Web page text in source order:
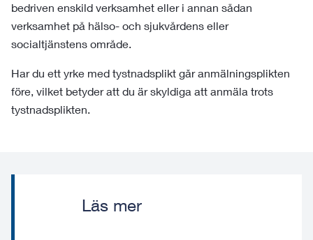
bedriven enskild verksamhet eller i annan sådan
verksamhet på hälso- och sjukvårdens eller
socialtjänstens område.
Har du ett yrke med tystnadsplikt går anmälningsplikten
före, vilket betyder att du är skyldiga att anmäla trots
tystnadsplikten.
Läs mer